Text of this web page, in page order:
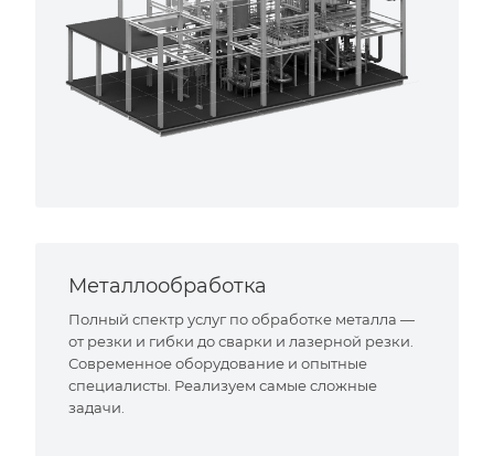
Металлообработка
Полный спектр услуг по обработке металла —
от резки и гибки до сварки и лазерной резки.
Современное оборудование и опытные
специалисты. Реализуем самые сложные
задачи.